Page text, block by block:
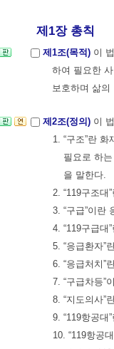
제1장 총칙
제1조(목적) 이
하여 필요한
보호하며 삶
제2조(정의) 이
1. “구조”란
필요로 하
을 말한다.
2. “119구조
3. “구급”이란
4. “119구급대
5. “응급환자”
6. “응급처치”
7. “구급차등”
8. “지도의사”
9. “119항공대
10. “119항공